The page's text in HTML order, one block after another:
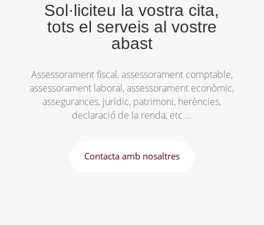
Sol·liciteu la vostra cita,
tots el serveis al vostre
abast
Assessorament fiscal, assessorament comptable,
assessorament laboral, assessorament econòmic,
assegurances, jurídic, patrimoni, herències,
declaració de la renda, etc …
Contacta amb nosaltres